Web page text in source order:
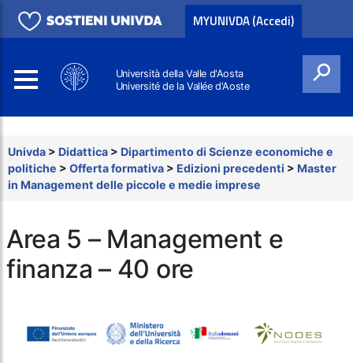
MYUNIVDA (Accedi)
Università della Valle d'Aosta
Université de la Vallée d'Aoste
Univda > Didattica > Dipartimento di Scienze economiche e
politiche > Offerta formativa > Edizioni precedenti > Master
in Management delle piccole e medie imprese
Area 5 – Management e
finanza – 40 ore